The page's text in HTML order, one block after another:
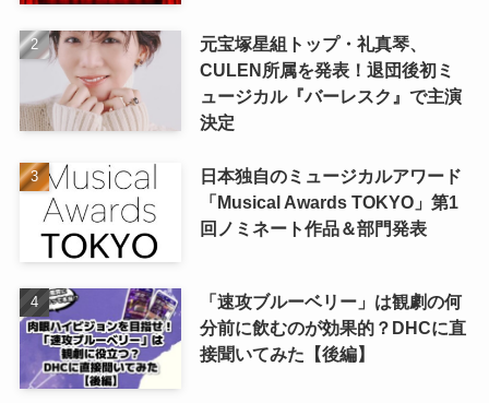
元宝塚星組トップ・礼真琴、
CULEN所属を発表！退団後初ミ
ュージカル『バーレスク』で主演
決定
日本独自のミュージカルアワード
「Musical Awards TOKYO」第1
回ノミネート作品＆部門発表
「速攻ブルーベリー」は観劇の何
分前に飲むのが効果的？DHCに直
接聞いてみた【後編】